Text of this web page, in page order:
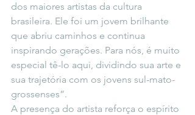
dos maiores artistas da cultura
brasileira. Ele foi um jovem brilhante
que abriu caminhos e continua
inspirando gerações. Para nós, é muito
especial tê-lo aqui, dividindo sua arte e
sua trajetória com os jovens sul-mato-
grossenses”.
A presença do artista reforça o espírito